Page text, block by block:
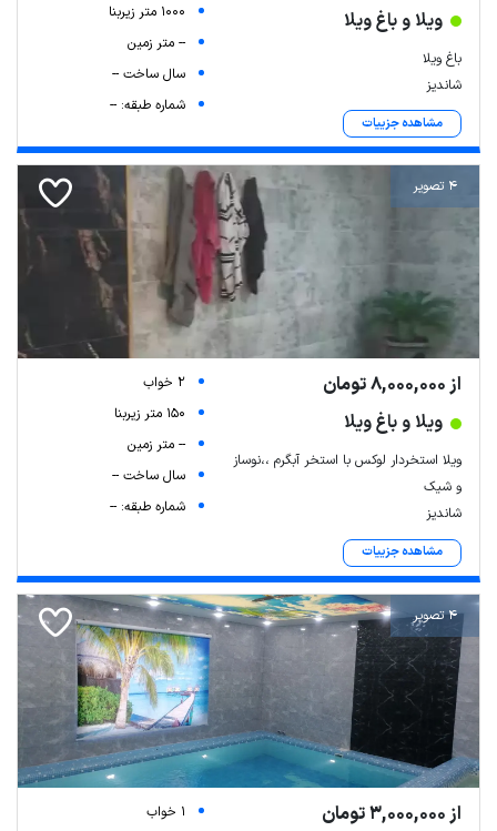
ویلا و باغ ویلا
باغ ویلا
شاندیز
مشاهده جزییات
1000 متر زیربنا
-- متر زمین
سال ساخت --
شماره طبقه: --
4 تصویر
از 8,000,000 تومان
ویلا و باغ ویلا
ویلا استخردار لوکس با استخر آبگرم ،،نوساز
و شیک
شاندیز
مشاهده جزییات
2 خواب
150 متر زیربنا
-- متر زمین
سال ساخت --
شماره طبقه: --
4 تصویر
از 3,000,000 تومان
1 خواب